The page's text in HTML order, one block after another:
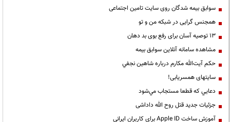
سوابق بیمه شدگان روی سایت تامین اجتماعی
همجنس گرایی در شبکه من و تو
13 توصیه آسان برای رفع بوی بد دهان
مشاهده سامانه آنلاين سوابق بیمه
حكم آيت‌الله مكارم درباره شاهين نجفي
سایتهای همسریابی!
دعايي كه قطعا مستجاب مي‌شود
جزئیات جدید قتل روح الله داداشی
آموزش ساخت Apple ID برای کاربران ایرانی